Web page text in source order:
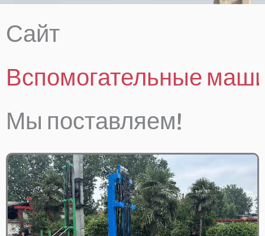
Сайт
Вспомогательные
Вспомогательные
Мы поставляем!